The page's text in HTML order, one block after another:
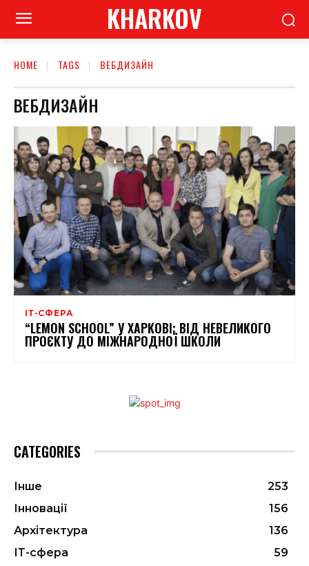
KHARKOV
HOME TAGS ВЕБДИЗАЙН
ВЕБДИЗАЙН
ІТ-СФЕРА
“LEMON SCHOOL” У ХАРКОВІ: ВІД НЕВЕЛИКОГО
ПРОЄКТУ ДО МІЖНАРОДНОЇ ШКОЛИ
CATEGORIES
Інше
253
Інновації
156
Архітектура
136
ІТ-сфера
59